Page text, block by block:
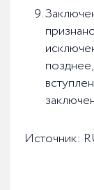
Источник: